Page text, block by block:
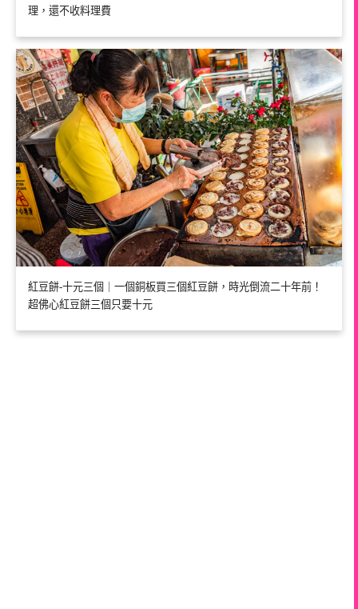
理，還不收料理費
紅豆餅-十元三個｜一個銅板買三個紅豆餅，時光倒流二十年前！
超佛心紅豆餅三個只要十元